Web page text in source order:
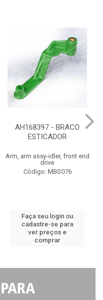
AH168397 - BRACO
ESTICADOR
Arm, arm assy-idler, front end
drive
Código: MBS076
Faça seu login ou
cadastre-se para
ver preços e
comprar